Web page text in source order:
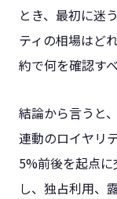
とき、最初に迷
ティの相場はど
約で何を確認す
結論から言うと
連動のロイヤリ
5%前後を起点
し、独占利用、